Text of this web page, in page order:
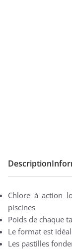
Description
Chlore à action
piscines
Poids de chaque
Le format est
Les pastilles